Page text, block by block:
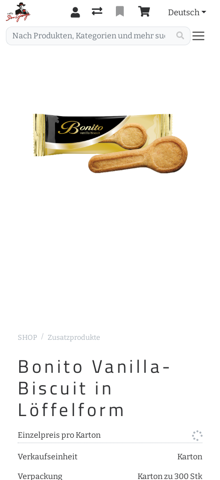
Deutsch
SHOP Zusatzprodukte
Bonito Vanilla-
Biscuit in
Löffelform
Einzelpreis pro Karton
Verkaufseinheit Karton
Verpackung Karton zu 300 Stk